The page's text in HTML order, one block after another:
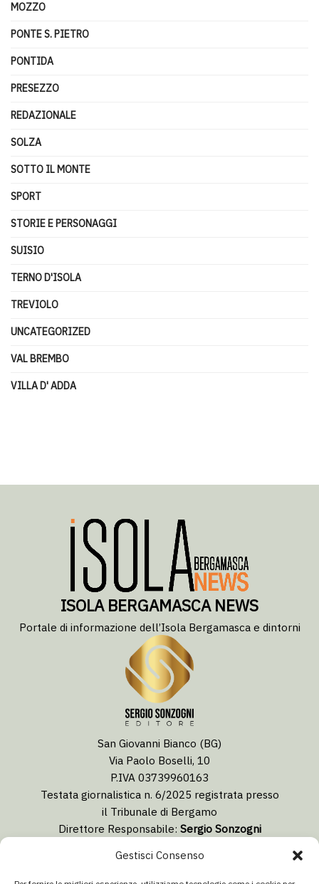
Gestisci Consenso
MOZZO
PONTE S. PIETRO
PONTIDA
PRESEZZO
REDAZIONALE
SOLZA
SOTTO IL MONTE
SPORT
STORIE E PERSONAGGI
SUISIO
TERNO D'ISOLA
TREVIOLO
UNCATEGORIZED
VAL BREMBO
VILLA D' ADDA
ISOLA BERGAMASCA NEWS
Portale di informazione dell’Isola Bergamasca e dintorni
San Giovanni Bianco (BG)
Via Paolo Boselli, 10
P.IVA 03739960163
Testata giornalistica n. 6/2025 registrata presso
il Tribunale di Bergamo
Direttore Responsabile: Sergio Sonzogni
redazione@isolabergamascanews.it